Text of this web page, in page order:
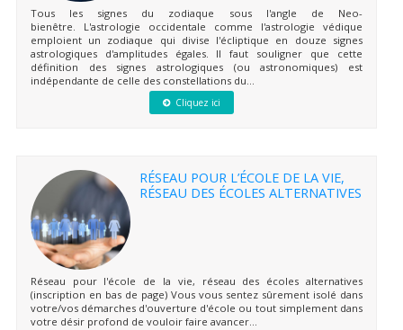
Tous les signes du zodiaque sous l'angle de Neo-
bienêtre. L'astrologie occidentale comme l'astrologie védique
emploient un zodiaque qui divise l'écliptique en douze signes
astrologiques d'amplitudes égales. Il faut souligner que cette
définition des signes astrologiques (ou astronomiques) est
indépendante de celle des constellations du...
Cliquez ici
RÉSEAU POUR L’ÉCOLE DE LA VIE,
RÉSEAU DES ÉCOLES ALTERNATIVES
Réseau pour l'école de la vie, réseau des écoles alternatives
(inscription en bas de page) Vous vous sentez sûrement isolé dans
votre/vos démarches d'ouverture d'école ou tout simplement dans
votre désir profond de vouloir faire avancer...